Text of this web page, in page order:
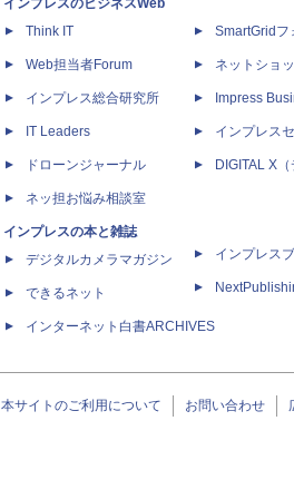
インプレスのビジネスWeb
Think IT
Web担当者Forum
インプレス総合研究所
IT Leaders
ドローンジャーナル
ネッ担お悩み相談室
インプレスの本と雑誌
デジタルカメラマガジン
できるネット
インターネット白書ARCHIVES
SmartGridフ
ネットショ
Impress
インプレス
DIGITAL X（
インプレス
本サイトのご利用について お問い合わせ